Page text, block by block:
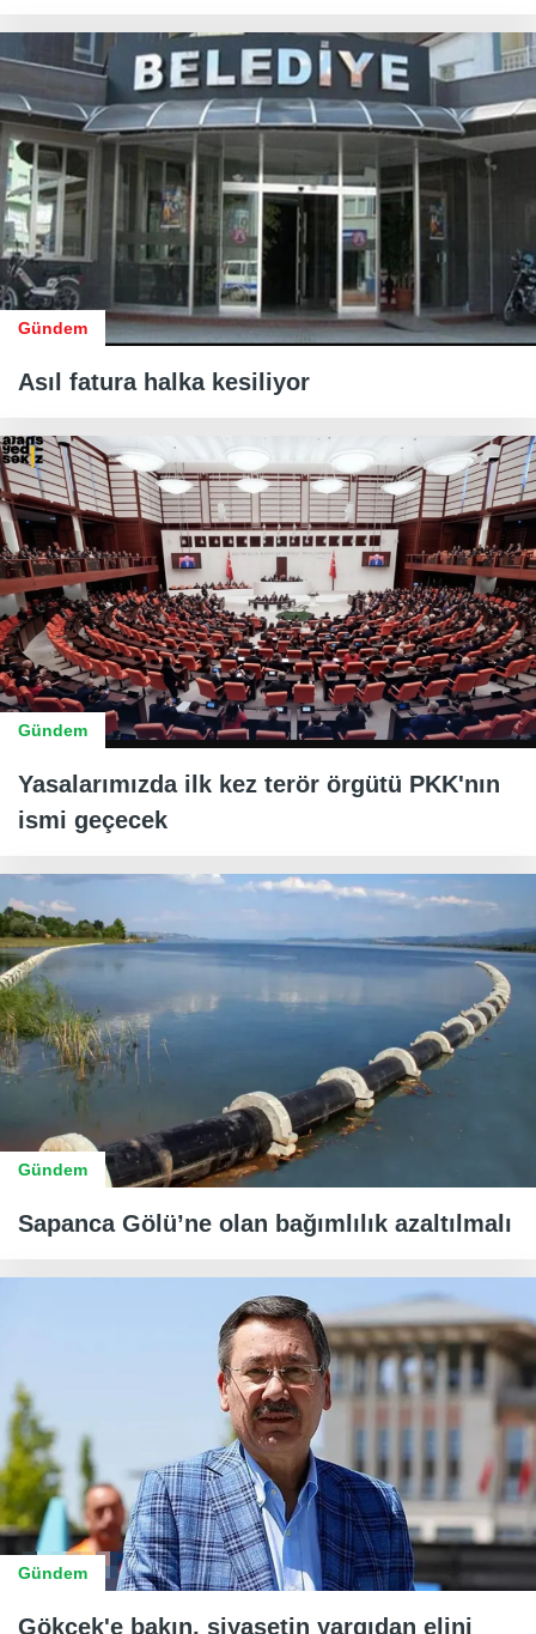
Gündem
Asıl fatura halka kesiliyor
Gündem
Yasalarımızda ilk kez terör örgütü PKK'nın
ismi geçecek
Gündem
Sapanca Gölü’ne olan bağımlılık azaltılmalı
Gündem
Gökçek'e bakın, siyasetin yargıdan elini